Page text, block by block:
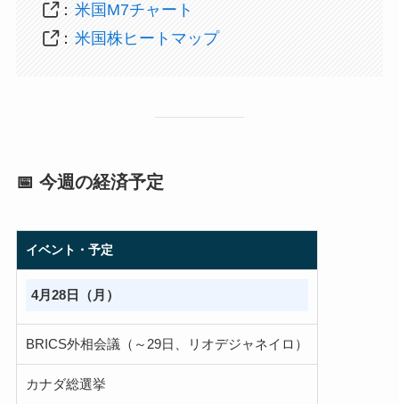
： 米国M7チャート
： 米国株ヒートマップ
📅 今週の経済予定
イベント・予定
4月28日（月）
BRICS外相会議（～29日、リオデジャネイロ）
カナダ総選挙